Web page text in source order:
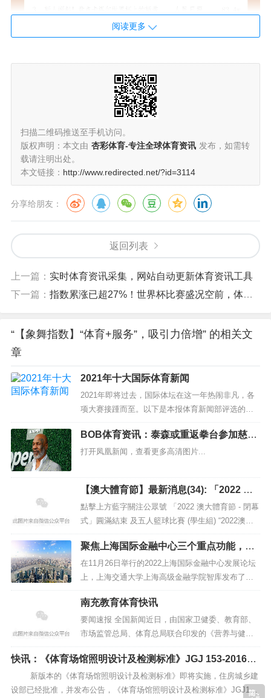
这恰从两个维度阐释了“体育+服务”为体育新闻传播
带来的帮助。
阿根廷3个越位球
怎么判定的
世界杯期间如何防止被骗
阅读更多
扫描二维码推送至手机访问。
版权声明：本文由 杏彩体育-专注全球体育资讯 发布，如需转
载请注明出处。
本文链接： http://www.redirected.net/?id=3114
分享给朋友：
返回列表
上一篇： 实时体育资讯采集，网站自动更新体育资讯工具
下一篇： 指数累涨已超27%！世界杯比赛盛况空前，体彩概念股持续飙涨
“【象舞指数】“体育+服务”，吸引力倍增” 的相关文
章
2021年十大国际体育新闻
2021年即将过去，国际体坛在这一年热闹非凡，各
项大赛接踵而至。以下是本报体育新闻部评选的本
年度十大体育新闻。 新华社资料图 ​ 1 奥林匹克格言
加入更团结 4月，刚刚连任国际奥委会主席的巴
赫提议在奥林匹克格言“更快、更高、更...
BOB体育资讯：泰森或重返拳台参加慈善
赛
打开凤凰新闻，查看更多高清图片...
【澳大體育節】最新消息(34): 「2022 澳
大體育節 - 閉幕式」圓滿結束及五人籃球
比賽 (學生組) 獲獎名單
點擊上方藍字關注公眾號 「2022 澳大體育節 - 閉幕
式」圓滿結束 及五人籃球比賽 (學生組) “2022澳大
體育節”於10月8日開始展開第一天項目活動，歷時
三星期，共完成了24個運動項目包括有運動比賽及
體驗，而閉幕式已於10月30日在澳大綜合體育館 (N
8) 主...
聚焦上海国际金融中心三个重点功能，上
海高金发布最新报告
在11月26日举行的2022上海国际金融中心发展论坛
上，上海交通大学上海高级金融学院智库发布了最
新研究成果《上海国际金融中心建设系列报告202
2》。 为进一步推进上海国际金融中心建设，高金智
库组织院内外相关专家成立专项课题组，围绕《上
海国际金融中心建设“十四五”规划》提出...
南充教育体育快讯
要闻速报 全国新闻近日，由国家卫健委、教育部、
市场监管总局、体育总局联合印发的《营养与健康
学校建设指南》(以下简称《指南》）发布。《指
南》规定了建设营养与健康学校在基本要求、组织
管理、健康教育、食品安全、膳食营养保障、营养
健康状况监测、突发公共卫生事件应急、运动保
快讯：《体育场馆照明设计及检测标准》JGJ 153-2016发
新版本的《体育场馆照明设计及检测标准》即将实施，住房城乡建
设部已经批准，并发布公告，《体育场馆照明设计及检测标准》JGJ153